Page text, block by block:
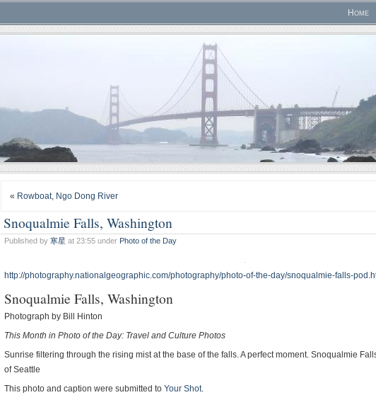
Home
« Rowboat, Ngo Dong River
Snoqualmie Falls, Washington
Published by 寒星 at 23:55 under Photo of the Day
http://photography.nationalgeographic.com/photography/photo-of-the-day/snoqualmie-falls-
Snoqualmie Falls, Washington
Photograph by Bill Hinton
This Month in Photo of the Day: Travel and Culture Photos
Sunrise filtering through the rising mist at the base of the falls. A perfect moment. Snoqualmie
of Seattle
This photo and caption were submitted to Your Shot.